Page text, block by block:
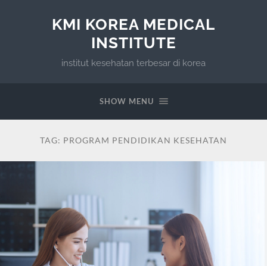
KMI KOREA MEDICAL
INSTITUTE
institut kesehatan terbesar di korea
SHOW MENU
TAG: PROGRAM PENDIDIKAN KESEHATAN